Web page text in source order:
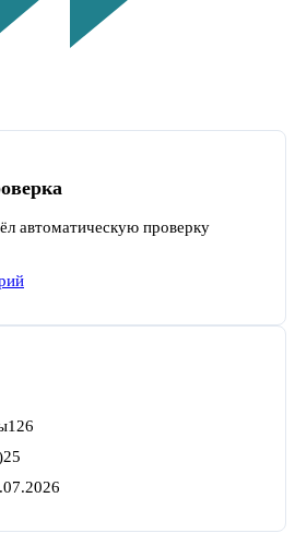
автоматическую проверку
126
25